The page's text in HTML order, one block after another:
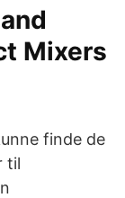
Mixers
finde de
til